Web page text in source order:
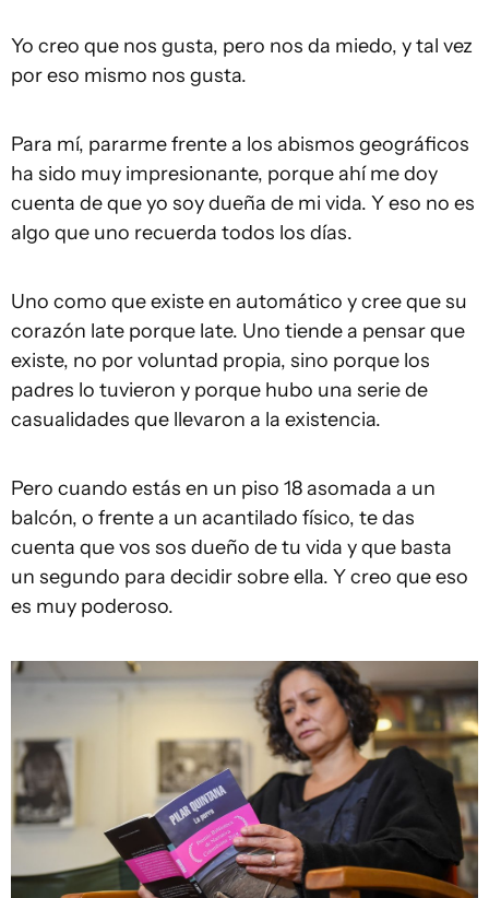
Yo creo que nos gusta, pero nos da miedo, y tal vez
por eso mismo nos gusta.
Para mí, pararme frente a los abismos geográficos
ha sido muy impresionante, porque ahí me doy
cuenta de que yo soy dueña de mi vida. Y eso no es
algo que uno recuerda todos los días.
Uno como que existe en automático y cree que su
corazón late porque late. Uno tiende a pensar que
existe, no por voluntad propia, sino porque los
padres lo tuvieron y porque hubo una serie de
casualidades que llevaron a la existencia.
Pero cuando estás en un piso 18 asomada a un
balcón, o frente a un acantilado físico, te das
cuenta que vos sos dueño de tu vida y que basta
un segundo para decidir sobre ella. Y creo que eso
es muy poderoso.